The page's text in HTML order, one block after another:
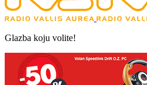
Glazba koju volite!